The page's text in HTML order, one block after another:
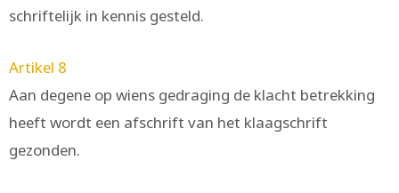
schriftelijk in kennis gesteld.
Artikel 8
Aan degene op wiens gedraging de klacht betrekking
heeft wordt een afschrift van het klaagschrift
gezonden.